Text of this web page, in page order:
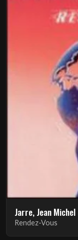
Jarre, Jean Michel
Rendez-Vous